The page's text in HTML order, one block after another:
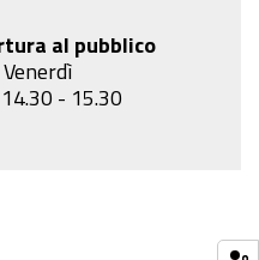
al pubblico
- 15.30